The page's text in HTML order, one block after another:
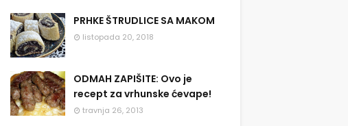
PRHKE ŠTRUDLICE SA MAKOM
listopada 20, 2018
ODMAH ZAPIŠITE: Ovo je
recept za vrhunske ćevape!
travnja 26, 2013